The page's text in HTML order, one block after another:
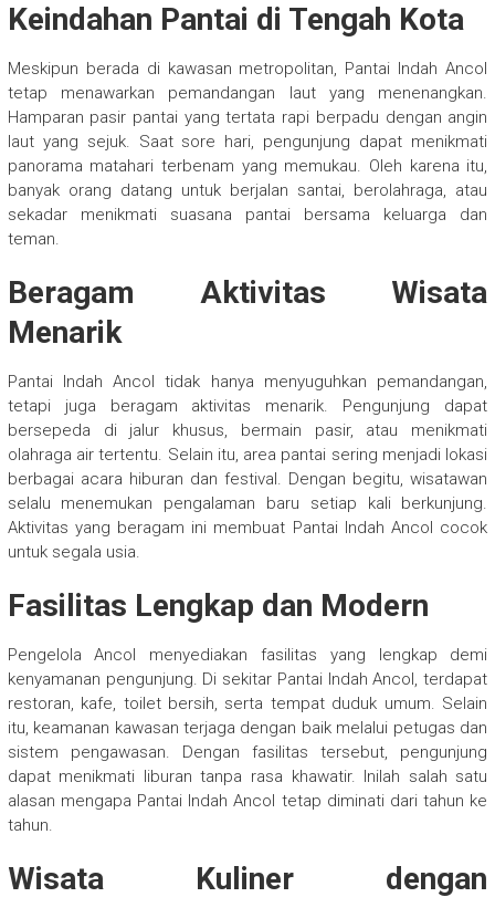
Keindahan Pantai di Tengah Kota
Meskipun berada di kawasan metropolitan, Pantai Indah Ancol
tetap menawarkan pemandangan laut yang menenangkan.
Hamparan pasir pantai yang tertata rapi berpadu dengan angin
laut yang sejuk. Saat sore hari, pengunjung dapat menikmati
panorama matahari terbenam yang memukau. Oleh karena itu,
banyak orang datang untuk berjalan santai, berolahraga, atau
sekadar menikmati suasana pantai bersama keluarga dan
teman.
Beragam Aktivitas Wisata
Menarik
Pantai Indah Ancol tidak hanya menyuguhkan pemandangan,
tetapi juga beragam aktivitas menarik. Pengunjung dapat
bersepeda di jalur khusus, bermain pasir, atau menikmati
olahraga air tertentu. Selain itu, area pantai sering menjadi lokasi
berbagai acara hiburan dan festival. Dengan begitu, wisatawan
selalu menemukan pengalaman baru setiap kali berkunjung.
Aktivitas yang beragam ini membuat Pantai Indah Ancol cocok
untuk segala usia.
Fasilitas Lengkap dan Modern
Pengelola Ancol menyediakan fasilitas yang lengkap demi
kenyamanan pengunjung. Di sekitar Pantai Indah Ancol, terdapat
restoran, kafe, toilet bersih, serta tempat duduk umum. Selain
itu, keamanan kawasan terjaga dengan baik melalui petugas dan
sistem pengawasan. Dengan fasilitas tersebut, pengunjung
dapat menikmati liburan tanpa rasa khawatir. Inilah salah satu
alasan mengapa Pantai Indah Ancol tetap diminati dari tahun ke
tahun.
Wisata Kuliner dengan